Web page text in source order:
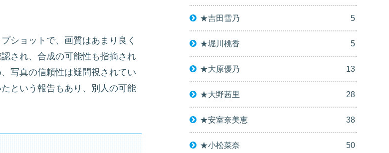
ショットで、画質はあまり良く
され、合成の可能性も指摘され
写真の信頼性は疑問視されてい
という報告もあり、別人の可能
★吉田雪乃 5
★堀川桃香 5
★大原優乃 13
★大野茜里 28
★安室奈美恵 38
★小松菜奈 50